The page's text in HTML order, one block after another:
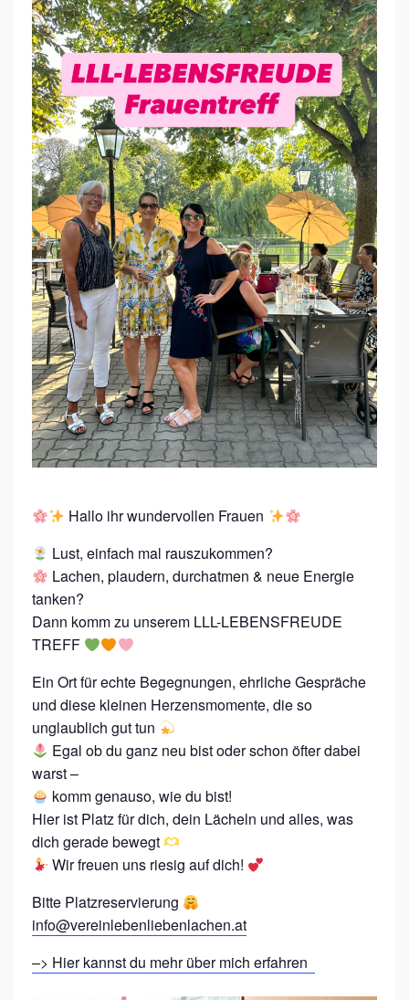
*
A
U
S
G
E
B
U
C
H
T
*
N
Ö
/
B
A
D
E
N
L
L
L
-
L
E
B
E
N
S
F
R
E
U
D
E
Hallo ihr wundervollen Frauen
Lust, einfach mal rauszukommen?
Lachen, plaudern, durchatmen & neue Energie
tanken?
Dann komm zu unserem LLL-LEBENSFREUDE
TREFF
Ein Ort für echte Begegnungen, ehrliche Gespräche
und diese kleinen Herzensmomente, die so
unglaublich gut tun
Egal ob du ganz neu bist oder schon öfter dabei
warst –
komm genauso, wie du bist!
Hier ist Platz für dich, dein Lächeln und alles, was
dich gerade bewegt
Wir freuen uns riesig auf dich!
Bitte Platzreservierung
info@vereinlebenliebenlachen.at
–> Hier kannst du mehr über mich erfahren